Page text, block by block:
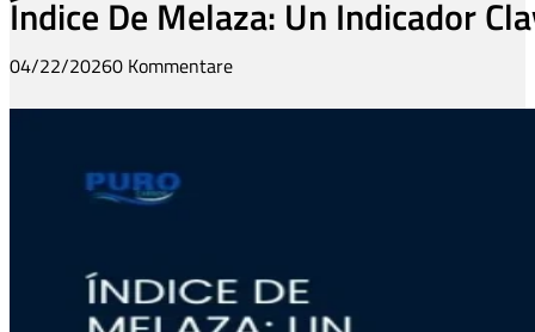
Índice De Melaza: Un Indicador
04/22/20260 Kommentare